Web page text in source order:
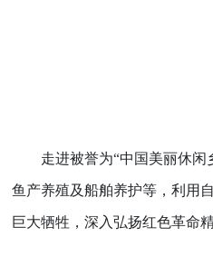
走进被誉为“中国美丽休
鱼产养殖及船舶养护等，利用
巨大牺牲，深入弘扬红色革命精